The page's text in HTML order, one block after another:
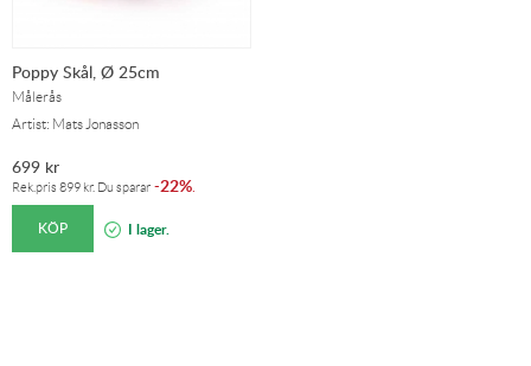
Poppy Skål, Ø 25cm
Målerås
Artist: Mats Jonasson
699 kr
Rek.pris 899 kr. Du sparar -22%
KÖP I lager.